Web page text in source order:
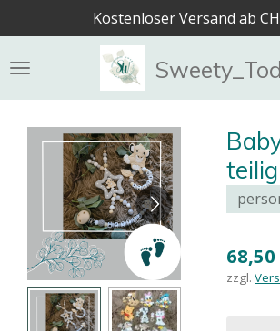
Hauptinhalt
springen
Kostenloser Versand ab
68,50
zzgl.